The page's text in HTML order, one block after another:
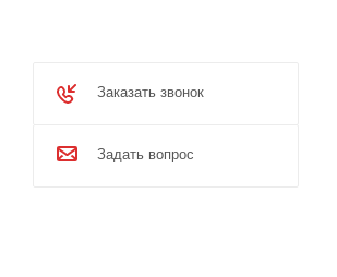
Заказать звонок
Задать вопрос